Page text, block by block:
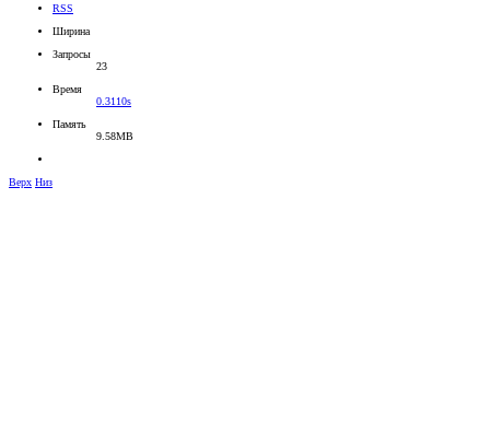
RSS
Ширина
Запросы
23
Время
0.3110s
Память
9.58MB
Верх Низ